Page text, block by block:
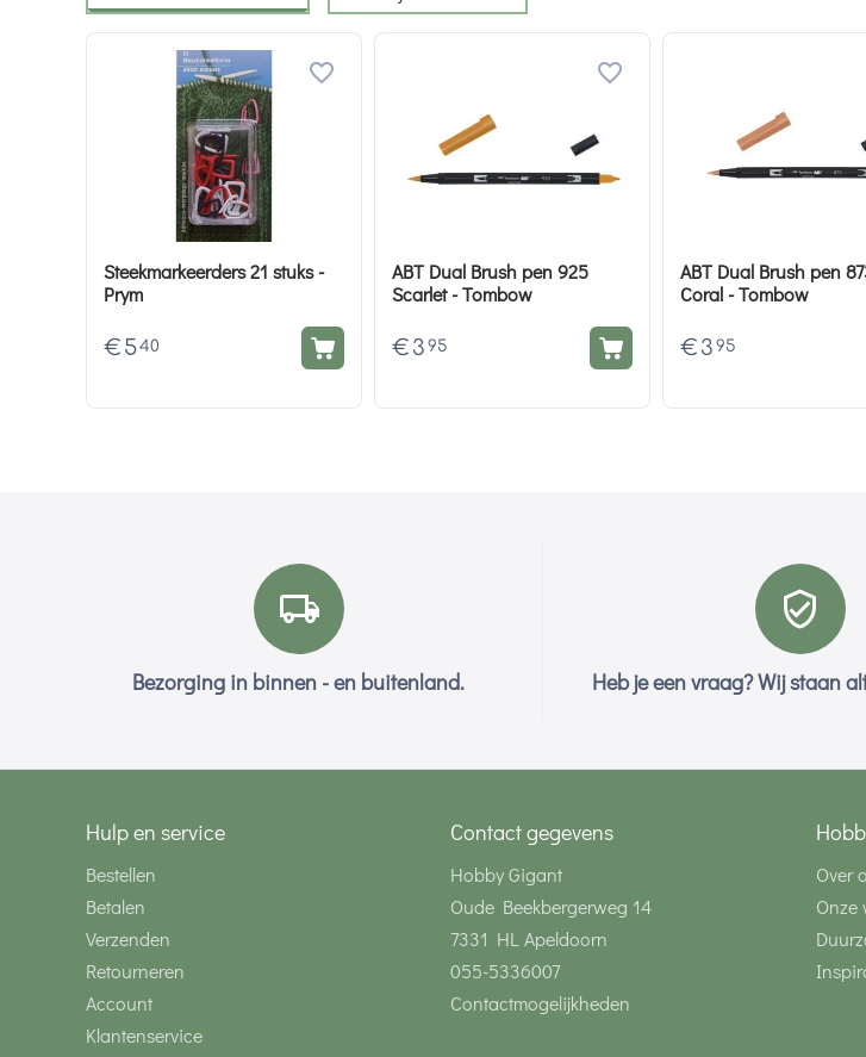
Steekmarkeerders 21 stuks -
Prym
€ 5 40
ABT Dual Brush pen 925
Scarlet - Tombow
€ 3 95
ABT Dual Brush pen
Coral - Tombow
€ 3 95
Bezorging in binnen - en buitenland. Heb je een vraag? Wij staan
Hulp en service
Bestellen
Betalen
Verzenden
Retourneren
Account
Klantenservice
Contact gegevens
Hobby Gigant
Oude Beekbergerweg 14
7331 HL Apeldoorn
055-5336007
Contactmogelijkheden
Over
Onze